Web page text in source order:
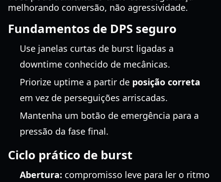
melhorando conversão, não agressividade.
Fundamentos de DPS seguro
Use janelas curtas de burst ligadas a
downtime conhecido de mecânicas.
Priorize uptime a partir de posição correta
em vez de perseguições arriscadas.
Mantenha um botão de emergência para a
pressão da fase final.
Ciclo prático de burst
Abertura: compromisso leve para ler o ritmo